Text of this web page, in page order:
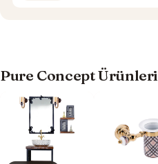
Pure Concept Ürünleri